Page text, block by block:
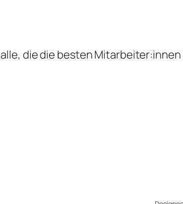
die die besten